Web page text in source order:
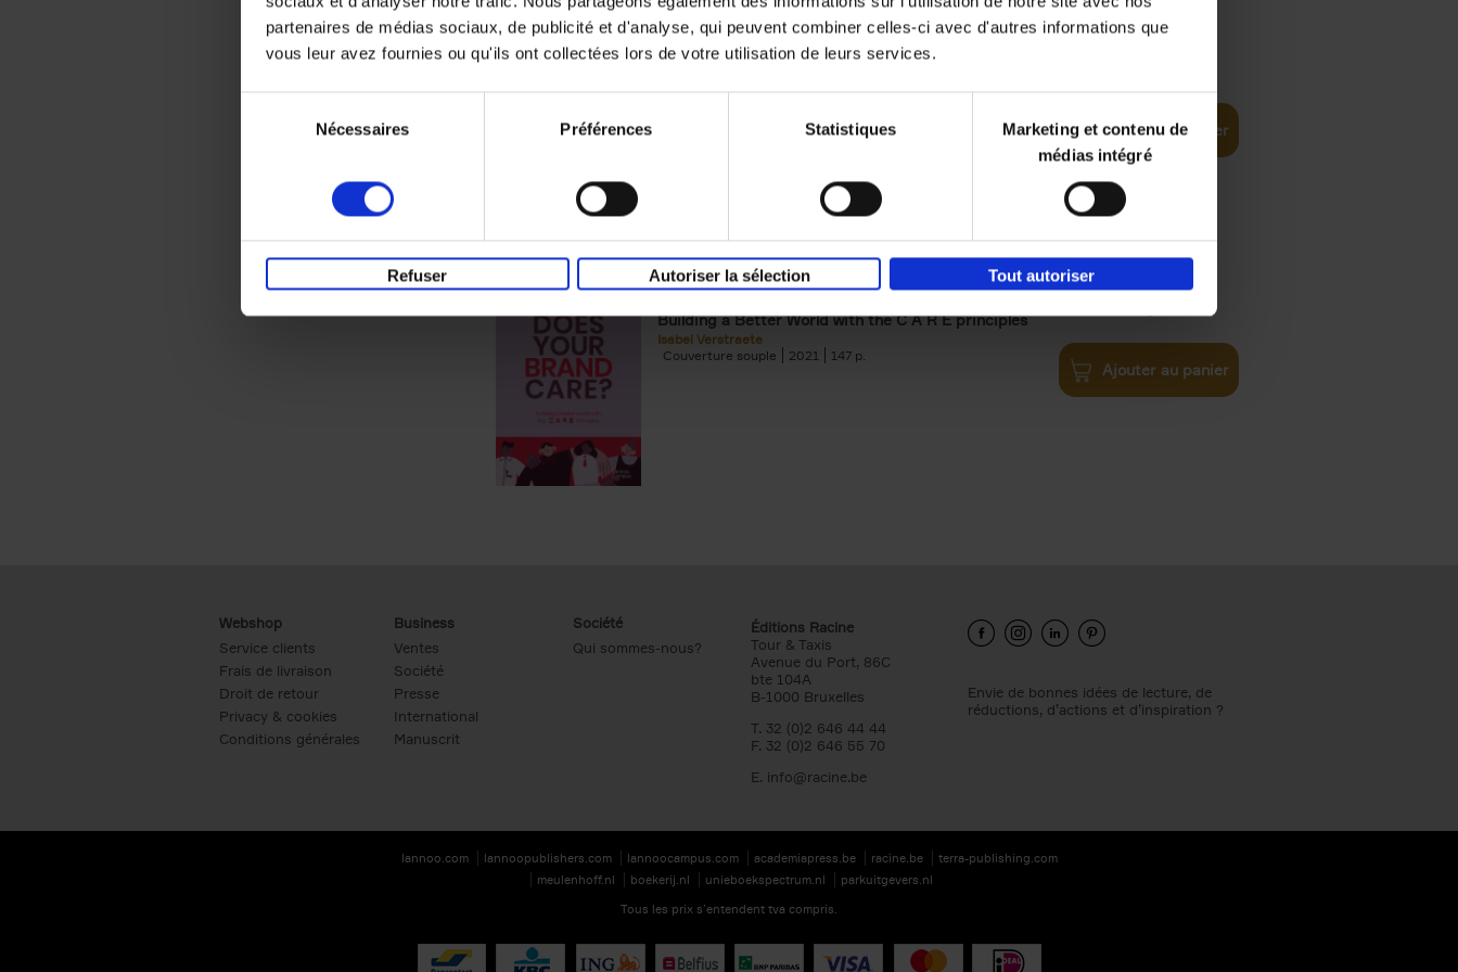
partenaires de médias sociaux, de publicité et d'analyse, qui peuvent combiner celles-ci avec d'autres informations que
vous leur avez fournies ou qu'ils ont collectées lors de votre utilisation de leurs services.
Nécessaires Préférences Statistiques
Marketing et contenu de
médias intégré
Refuser Autoriser la sélection Tout autoriser
Building Bonds = Building Business
Ajouter au panier
Does Your Brand Care?
Building a Better World with the C A R E principles
Isabel Verstraete
Couverture souple
2021 147
€34,99
Ajouter au panier
Webshop
Service clients
Frais de livraison
Droit de retour
Privacy & cookies
Conditions générales
Business
Ventes
Société
Presse
International
Manuscrit
Société
Qui sommes-nous?
Éditions Racine
Tour & Taxis
Avenue du Port, 86C
bte 104A
B-1000 Bruxelles
T. 32 (0)2 646 44 44
F. 32 (0)2 646 55 70
E. info@racine.be
Envie de bonnes idées de lecture, de
réductions, d’actions et d’inspiration ?
lannoo.com lannoopublishers.com lannoocampus.com academiapress.be racine.be
terra-publishing.com
meulenhoff.nl
boekerij.nl unieboekspectrum.nl
parkuitgevers.nl
Tous les prix s’entendent tva compris.